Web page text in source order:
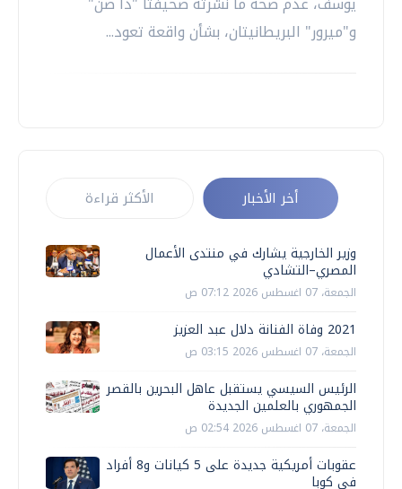
و"ميرور" البريطانيتان، بشأن واقعة تعود...
أخر الأخبار الأكثر قراءة
وزير الخارجية يشارك في منتدى الأعمال
المصري–التشادي
الجمعة، 07 اغسطس 2026 07:12 ص
2021 وفاة الفنانة دلال عبد العزيز
الجمعة، 07 اغسطس 2026 03:15 ص
الرئيس السيسي يستقبل عاهل البحرين بالقصر
الجمهوري بالعلمين الجديدة
الجمعة، 07 اغسطس 2026 02:54 ص
عقوبات أمريكية جديدة على 5 كيانات و8 أفراد
في كوبا